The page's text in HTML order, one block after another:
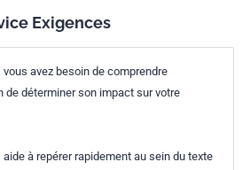
Exigences
avez besoin de comprendre
de déterminer son impact sur votre
à repérer rapidement au sein du texte